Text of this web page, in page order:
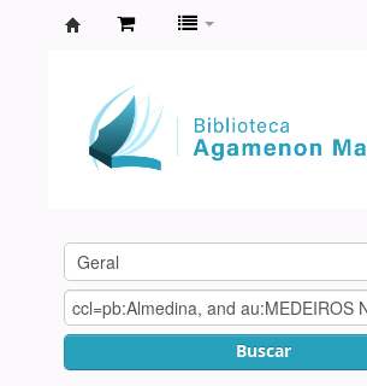
Agamenon
Magalhães
Buscar